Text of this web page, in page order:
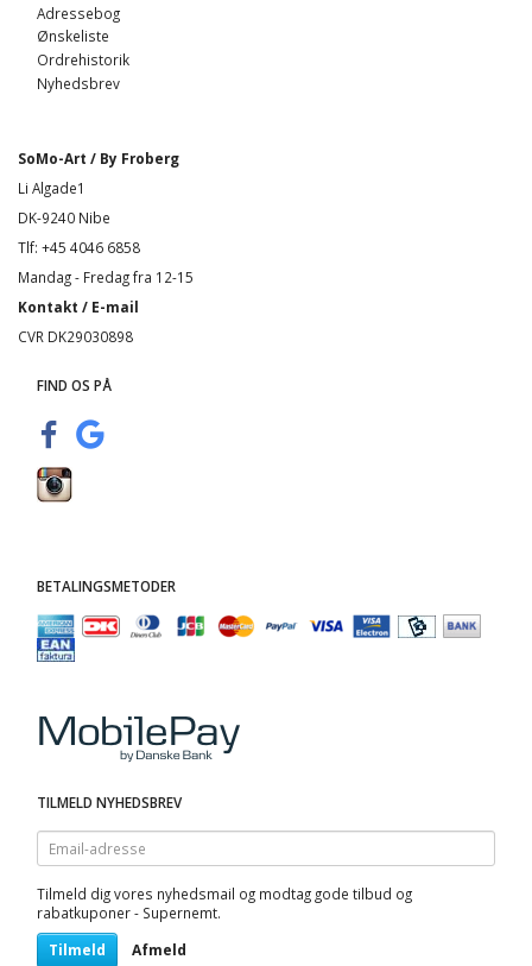
Adressebog
Ønskeliste
Ordrehistorik
Nyhedsbrev
SoMo-Art / By Froberg
Li Algade1
DK-9240 Nibe
Tlf: +45 4046 6858
Mandag - Fredag fra 12-15
Kontakt / E-mail
CVR DK29030898
FIND OS PÅ
BETALINGSMETODER
TILMELD NYHEDSBREV
Email-
adresse
Tilmeld dig vores nyhedsmail og modtag gode tilbud og
rabatkuponer - Supernemt.
Tilmeld Afmeld